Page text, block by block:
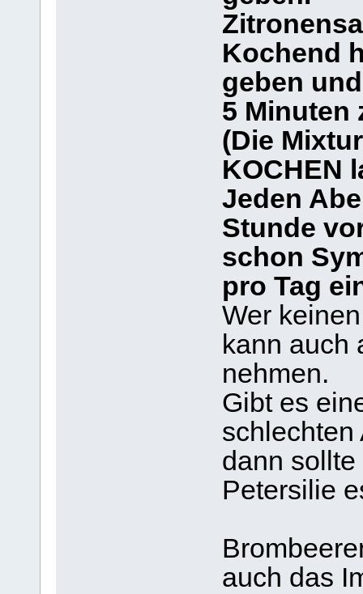
Kochend
geben
5 Minuten
(Die
KOCHEN
Jeden
Stunde
schon
pro Tag
Wer
kann auch
nehmen.
Gibt es
schlechten
dann
Petersilie
auch das